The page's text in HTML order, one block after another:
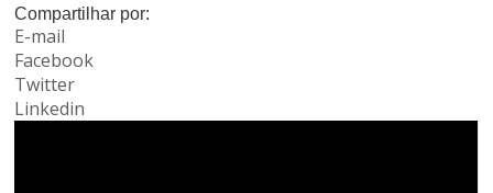
PROJETOS ESPECIAIS:
UM BRASIL
UM BRASIL
Brasil
Internacional
Modernização do Estado
Trabalho
Empresas
Arbitragem e Mediação
Negócios
Varejo
Atacado
Sustentabilidade
INSTITUCIONAL
Sobre
Imprensa
CONSELHOS
Compartilhar por:
E-mail
Facebook
Twitter
Linkedin